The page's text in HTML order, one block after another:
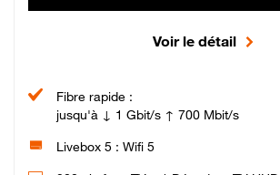
Voir le détail
Fibre rapide :
jusqu'à ↓ 1 Gbit/s ↑ 700 Mbit/s
Livebox 5 : Wifi 5